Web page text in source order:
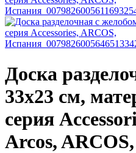
Доска
33х23 см,
серия
Arcos,